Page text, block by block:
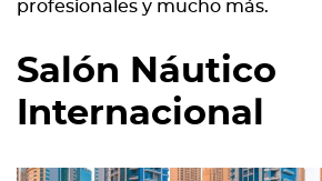
profesionales y mucho más.
Salón Náutico
Internacional